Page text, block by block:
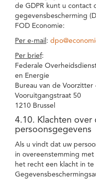
de GDPR kunt u contact
gegevensbescherming
FOD Economie:
Per e-mail :
Per brief:
Federale
en Energie
Bureau van de
Vooruitgangstraat 50
1210 Brussel
4.10. Klachten over
persoonsgegevens
Als u vindt dat uw
in overeenstemming
het recht een klacht in